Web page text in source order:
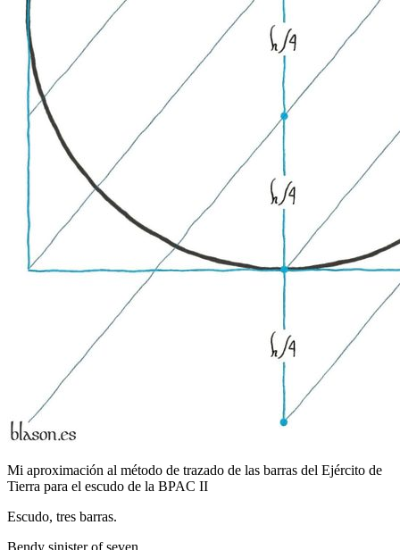
Mi aproximación al método de trazado de las barras del Ejército de
Tierra para el escudo de la BPAC II
Escudo, tres barras.
Bendy sinister of seven.